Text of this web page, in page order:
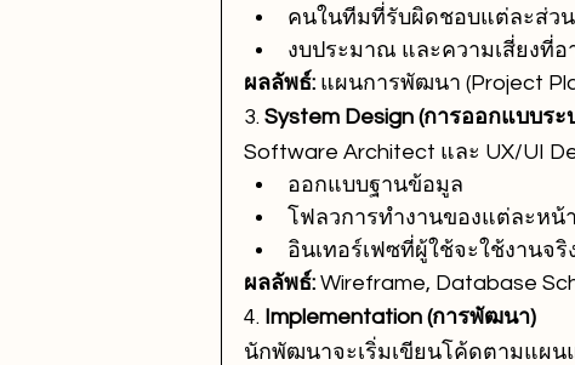
คนในทีมที่รับผิดชอบแต่ละส่วน
งบประมาณ และความเสี่ยงที่อ
ผลลัพธ์: แผนการพัฒนา (Project
3. System Design (การออกแบบระ
Software Architect และ UX/UI
ออกแบบฐานข้อมูล
โฟลวการทำงานของแต่ละหน้
อินเทอร์เฟซที่ผู้ใช้จะใช้งานจริ
ผลลัพธ์: Wireframe, Database
4. Implementation (การพัฒนา)
นักพัฒนาจะเริ่มเขียนโค้ดตามแผน